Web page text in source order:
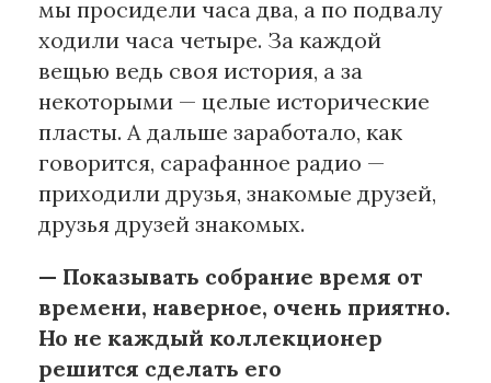
мы просидели часа два, а по подвалу
ходили часа четыре. За каждой
вещью ведь своя история, а за
некоторыми — целые исторические
пласты. А дальше заработало, как
говорится, сарафанное радио —
приходили друзья, знакомые друзей,
друзья друзей знакомых.
— Показывать собрание время от
времени, наверное, очень приятно.
Но не каждый коллекционер
решится сделать его